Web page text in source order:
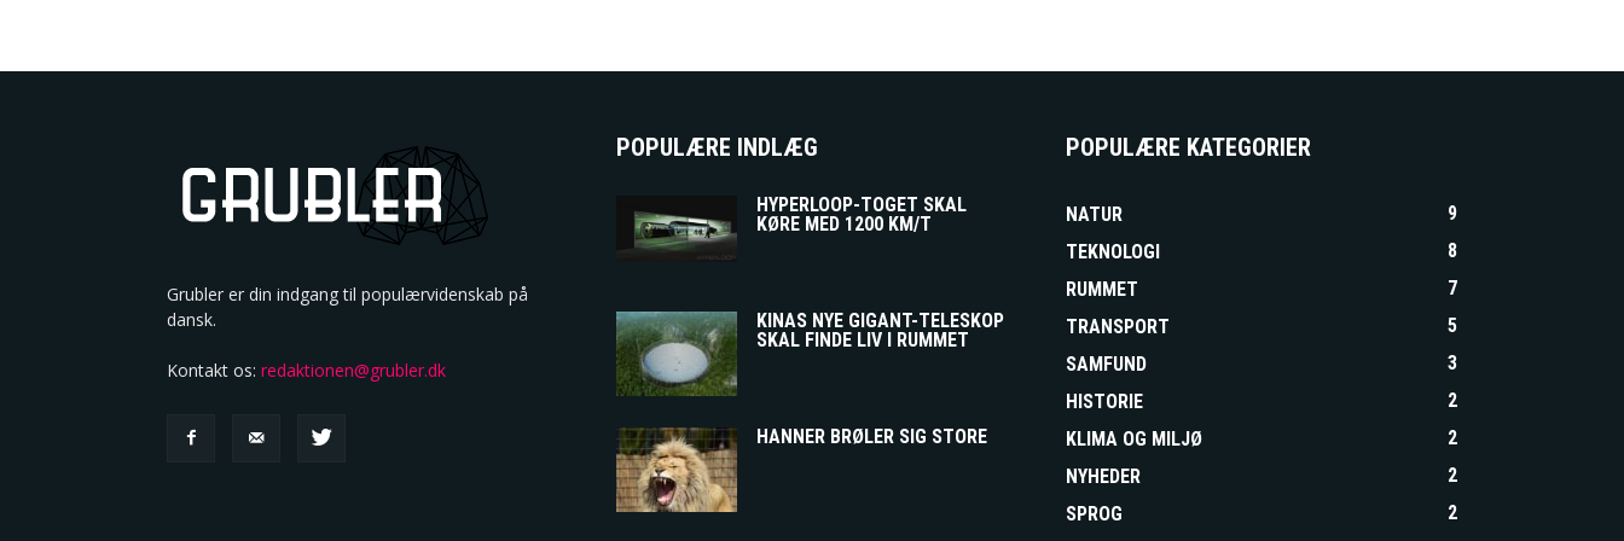
Grubler er din indgang til populærvidenskab på
dansk.
Kontakt os: redaktionen@grubler.dk
POPULÆRE INDLÆG
HYPERLOOP-TOGET SKAL
KØRE MED 1200 KM/T
KINAS NYE GIGANT-TELESKOP
SKAL FINDE LIV I RUMMET
HANNER BRØLER SIG STORE
POPULÆRE KATEGORIER
NATUR
9
TEKNOLOGI
8
RUMMET
7
TRANSPORT
5
SAMFUND
3
HISTORIE
2
KLIMA OG MILJØ
2
NYHEDER
2
SPROG
2